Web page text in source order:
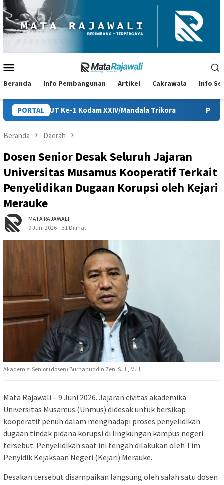
Loncat
ke
konten
Mobile
Beranda Info Pembangunan Artikel Cakrawala Info
PORTAL
XXIV/Mandala Trikora Persiapan HUT ke-81 RI di
Beranda Daerah
Dosen Senior Desak Seluruh Jajaran
Universitas Musamus Kooperatif Terkait
Penyelidikan Dugaan Korupsi oleh Kejari
Merauke
MATA RAJAWALI
9 Juni 2026
31 Dilihat
Akademisi Senior (dosen) Burhanuddin Zen, S.H., M.H
Mata Rajawali – 9 Juni 2026. Jajaran civitas akademika
Universitas Musamus (Unmus) didesak untuk bersikap
kooperatif penuh dalam menghadapi proses penyelidikan
dugaan tindak pidana korupsi di lingkungan kampus negeri
tersebut. Penyelidikan saat ini tengah dilakukan oleh Tim
Penyidik Kejaksaan Negeri (Kejari) Merauke.
Desakan tersebut disampaikan langsung oleh salah satu dosen